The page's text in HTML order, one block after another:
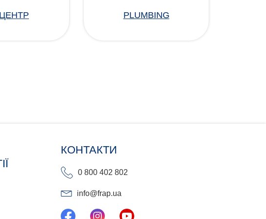
PLUMBING
КОНТАКТИ
0 800 402 802
info@frap.ua